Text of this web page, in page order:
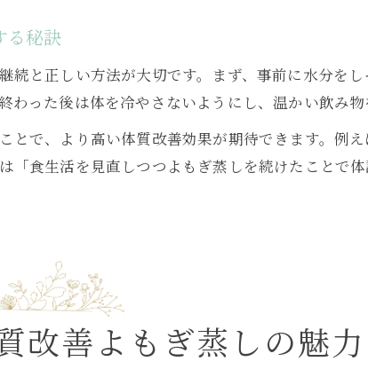
る秘訣
続と正しい方法が大切です。まず、事前に水分を
った後は体を冷やさないようにし、温かい飲み物
とで、より高い体質改善効果が期待できます。例
「食生活を見直しつつよもぎ蒸しを続けたことで
改善よもぎ蒸しの魅力